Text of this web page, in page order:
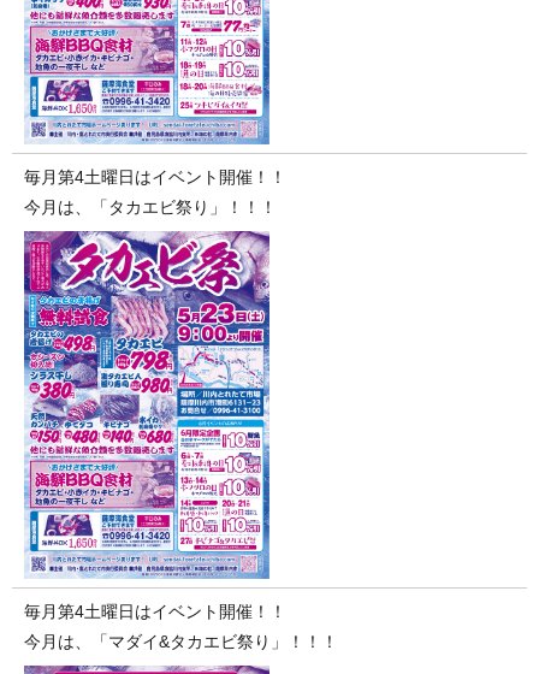
毎月第4土曜日はイベント開催！！
今月は、「タカエビ祭り」！！！
毎月第4土曜日はイベント開催！！
今月は、「マダイ&タカエビ祭り」！！！